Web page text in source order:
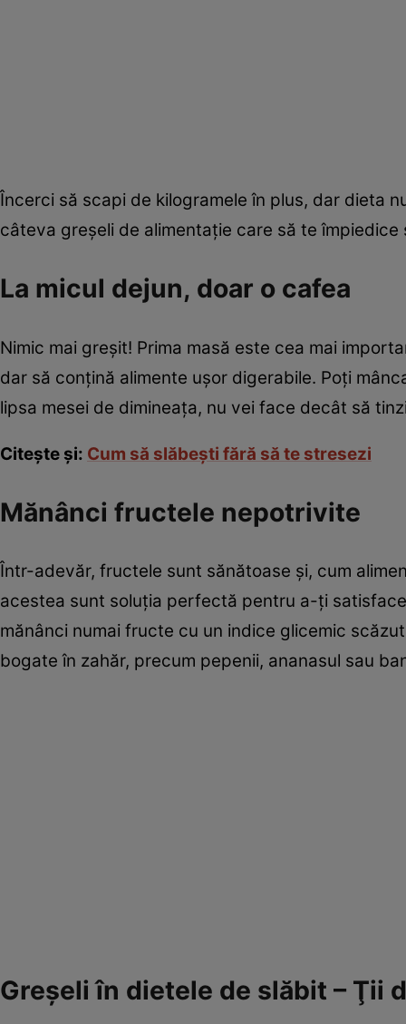
Încerci să scapi de kilogramele în plus, dar dieta
câteva greşeli de alimentaţie care să te
La micul dejun, doar o cafea
Nimic mai greşit! Prima masă este cea mai
dar să conţină alimente uşor digerabile. Poţi
lipsa mesei de dimineaţa, nu vei face decât să
Citeşte şi: Cum să slăbeşti fără să te stresezi
Mănânci fructele nepotrivite
Într-adevăr, fructele sunt sănătoase şi, cum
acestea sunt soluţia perfectă pentru a-ţi
mănânci numai fructe cu un indice glicemic
bogate în zahăr, precum pepenii, ananasul sau
Greşeli în dietele de slăbit – Ţii